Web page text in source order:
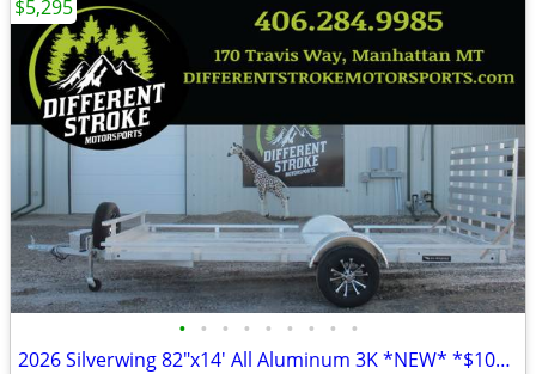
• • • • • • • • •
2026 Silverwing 82"x14' All Aluminum 3K *NEW* *$104/Month OAC $0 Down*
$5,295